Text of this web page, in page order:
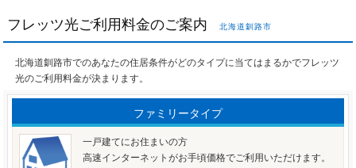
フレッツ光ご利用料金のご案内 北海道釧路市
北海道釧路市でのあなたの住居条件がどのタイプに当てはまるかでフレッツ
光のご利用料金が決まります。
ファミリータイプ
一戸建てにお住まいの方
高速インターネットがお手頃価格でご利用いただけます。